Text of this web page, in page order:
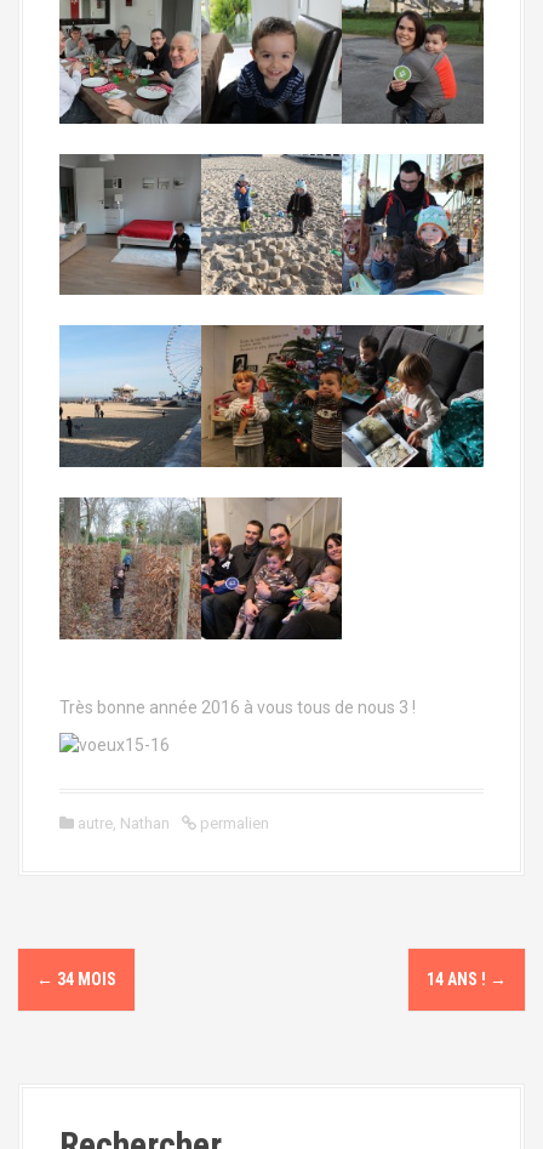
Très bonne année 2016 à vous tous de nous 3 !
autre Nathan permalien
N
a
← 34 MOIS 14 ANS ! →